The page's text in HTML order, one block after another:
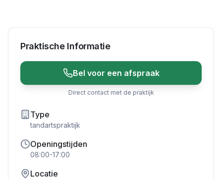
Praktische Informatie
Bel voor een afspraak
Direct contact met de praktijk
Type
tandartspraktijk
Openingstijden
08:00-17:00
Locatie